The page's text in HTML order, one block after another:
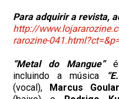
Para adquirir a revista,
http://
rarozine-
“Metal do Mangue”é
incluindo a música
(vocal), Marcus